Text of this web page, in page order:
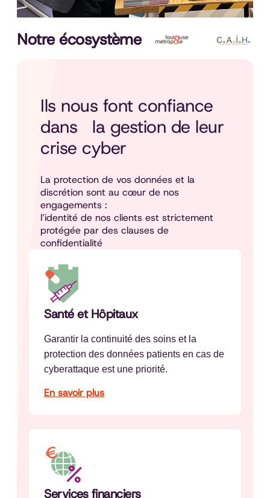
Notre écosystème
Ils nous font confiance
dans la gestion de leur
crise cyber
La protection de vos données et la
discrétion sont au cœur de nos
engagements :
l’identité de nos clients est strictement
protégée par des clauses de
confidentialité
Santé et Hôpitaux
Garantir la continuité des soins et la
protection des données patients en cas de
cyberattaque est une priorité.
En savoir plus
Services financiers